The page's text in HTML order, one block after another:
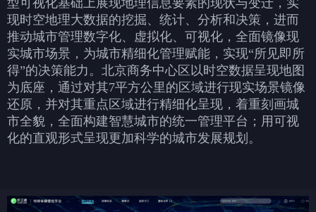
现时空地理大数据的挖掘、统计、分析和决策，进而
推动城市管理数字化、虚拟化、可视化，全面镜像现
实城市场景，为城市精细化管理赋能，实现“所见即所
得”的决策能力。北京商务中心区以时空数据呈现地图
为底座，通过对其7平方公里的区域进行现实场景镜像
还原，并对其重点区域进行精细化呈现，着重刻画城
市全貌，全面构建智慧城市的统一管理平台；用可视
化的直观形式呈现更加科学的城市发展规划。